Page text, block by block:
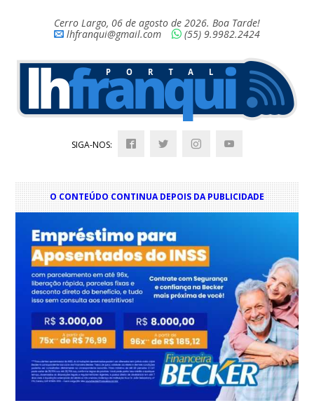
Cerro Largo, 06 de agosto de 2026. Boa Tarde!
lhfranqui@gmail.com
(55) 9.9982.2424
SIGA-NOS:
O CONTEÚDO CONTINUA DEPOIS DA PUBLICIDADE